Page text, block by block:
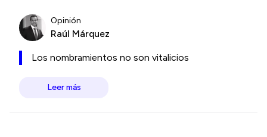
Opinión
Raúl Márquez
Los nombramientos no son vitalicios
Leer más